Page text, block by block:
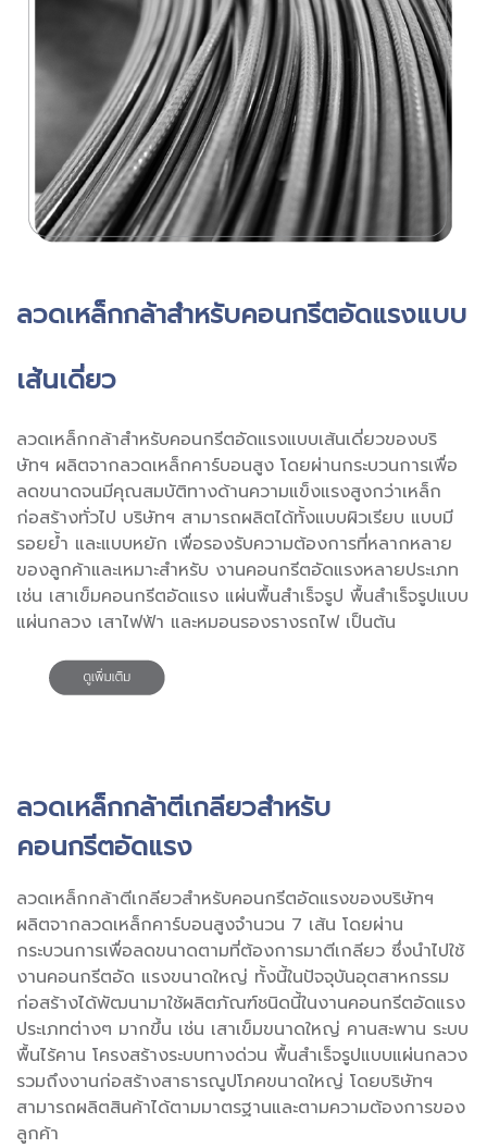
ลวดเหล็กกล้าสำหรับคอนกรีตอัดแรงแบบ
เส้นเดี่ยว
ลวดเหล็กกล้าสำหรับคอนกรีตอัดแรงแบบเส้นเดี่ยวของบริ
ษัทฯ ผลิตจากลวดเหล็กคาร์บอนสูง โดยผ่านกระบวนการเพื่อ
ลดขนาดจนมีคุณสมบัติทางด้านความแข็งแรงสูงกว่าเหล็ก
ก่อสร้างทั่วไป บริษัทฯ สามารถผลิตได้ทั้งแบบผิวเรียบ แบบมี
รอยย้ำ และแบบหยัก เพื่อรองรับความต้องการที่หลากหลาย
ของลูกค้าและเหมาะสำหรับ งานคอนกรีตอัดแรงหลายประเภท
เช่น เสาเข็มคอนกรีตอัดแรง แผ่นพื้นสำเร็จรูป พื้นสำเร็จรูปแบบ
แผ่นกลวง เสาไฟฟ้า และหมอนรองรางรถไฟ เป็นต้น
ลวดเหล็กกล้าตีเกลียวสำหรับ
คอนกรีตอัดแรง
ลวดเหล็กกล้าตีเกลียวสำหรับคอนกรีตอัดแรงของบริษัทฯ
ผลิตจากลวดเหล็กคาร์บอนสูงจำนวน 7 เส้น โดยผ่าน
กระบวนการเพื่อลดขนาดตามที่ต้องการมาตีเกลียว ซึ่งนำไปใช้
งานคอนกรีตอัด แรงขนาดใหญ่ ทั้งนี้ในปัจจุบันอุตสาหกรรม
ก่อสร้างได้พัฒนามาใช้ผลิตภัณฑ์ชนิดนี้ในงานคอนกรีตอัดแรง
ประเภทต่างๆ มากขึ้น เช่น เสาเข็มขนาดใหญ่ คานสะพาน ระบบ
พื้นไร้คาน โครงสร้างระบบทางด่วน พื้นสำเร็จรูปแบบแผ่นกลวง
รวมถึงงานก่อสร้างสาธารณูปโภคขนาดใหญ่ โดยบริษัทฯ
สามารถผลิตสินค้าได้ตามมาตรฐานและตามความต้องการของ
ลูกค้า